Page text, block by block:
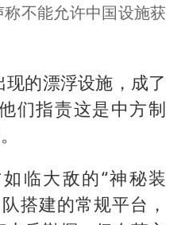
不能允许中国设施获
的漂浮设施，成了
们指责这是中方制
临大敌的“神秘装
搭建的常规平台，